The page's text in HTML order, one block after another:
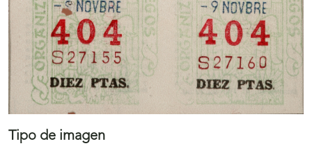
Tipo de imagen